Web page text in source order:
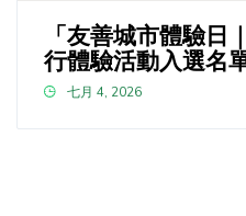
「友善城市體驗日
行體驗活動入選名
七月 4, 2026